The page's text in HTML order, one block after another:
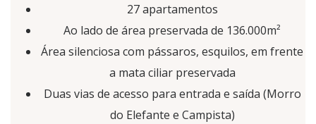
27 apartamentos
Ao lado de área preservada de 136.000m²
Área silenciosa com pássaros, esquilos, em frente
a mata ciliar preservada
Duas vias de acesso para entrada e saída (Morro
do Elefante e Campista)